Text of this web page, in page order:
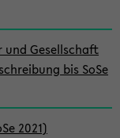
Gesellschaft
bis SoSe
2021)